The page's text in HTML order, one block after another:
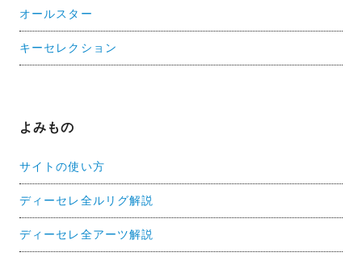
オールスター
キーセレクション
よみもの
サイトの使い方
ディーセレ全ルリグ解説
ディーセレ全アーツ解説